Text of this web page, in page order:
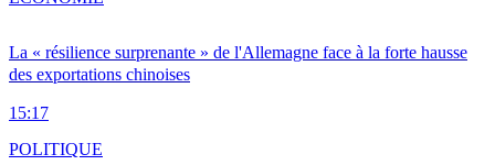
La « résilience surprenante » de l'Allemagne face à la forte hausse
des exportations chinoises
15:17
POLITIQUE